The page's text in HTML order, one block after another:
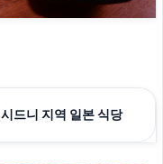
시드니 지역 일본 식당